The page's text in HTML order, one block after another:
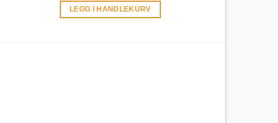
var:
249 kr.
er:
125 kr.
LEGG I HANDLEKURV